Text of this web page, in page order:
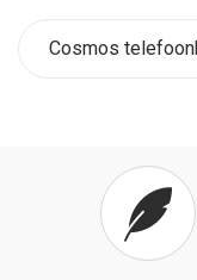
Cosmos